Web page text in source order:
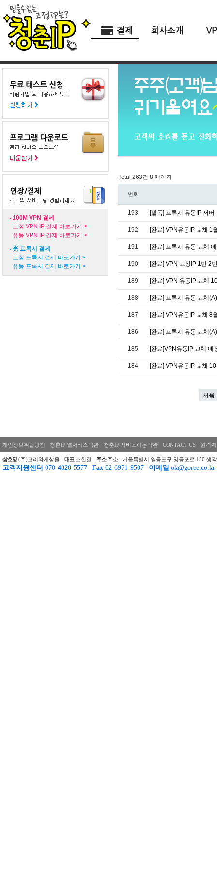
100M VPN 결제
고정 VPN IP 결제 바로가기 >
유동 VPN IP 결제 바로가기 >
光 프록시 결제
고정 프록시 결제 바로가기 >
유동 프록시 결제 바로가기 >
Total 263건 8 페이지
번호
193 [필독] 프록시 유동IP 서
192 [완료] VPN유동IP 교체 1
191 [완료] 프록시 유동 교체
190 [완료] VPN 고정IP 1번 2
189 [완료] VPN 유동IP 교체
188 [완료] 프록시 유동 교체
187 [완료] VPN유동IP 교체 8
186 [완료] 프록시 유동 교체
185 [완료]VPN유동IP 교체
184 [완료] VPN유동IP 교체
처음
개인정보취급방침 청춘IP 웹서비스약관 청춘IP 서비스이용약관 CONTACT US 원격
상호명 (주)고리와세상을 대표 조한결 주소 주소 : 서울특별시 영등포구 영등포로 150 생
고객지원센터 070-4820-5577 Fax 02-6971-9507 이메일 ok@goree.co.kr